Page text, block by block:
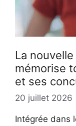
La
mémorise
et ses
20 juillet 2026
Intégrée dans